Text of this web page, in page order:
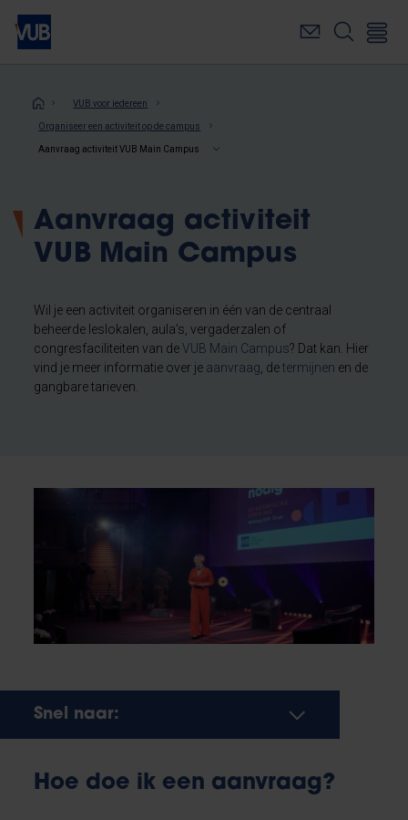
Overslaan
naar
inhoudKruimelpad
VUB voor iedereen
Organiseer een activiteit op de campus
Aanvraag activiteit VUB Main Campus
Aanvraag activiteit
VUB Main Campus
Wil je een activiteit organiseren in één van de centraal
beheerde leslokalen, aula’s, vergaderzalen of
congresfaciliteiten van deVUB Main Campus? Dat kan. Hier
vind je meer informatie over je aanvraag , determijnen en de
gangbare tarieven.
Snel naar:
Hoe doe ik een aanvraag?